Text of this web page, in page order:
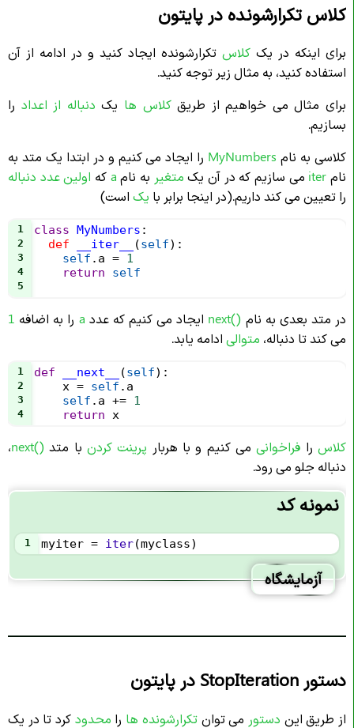
کلاس تکرارشونده در پایتون
برای اینکه در یک کلاس تکرارشونده ایجاد کنید و در ادامه از آن
استفاده کنید، به مثال زیر توجه کنید.
برای مثال می خواهیم از طریقکلاس ها یک دنباله از اعداد را
بسازیم.
کلاسی به نام MyNumbers را ایجاد می کنیم و در ابتدا یک متد به
نام iter می سازیم که در آن یک متغیر به نام a که اولین عدد دنباله
را تعیین می کند داریم.(در اینجا برابر با یک است)
1 class MyNumbers :
2 def __iter__ (self):
3 self . a = 1
4 return self
5
در متد بعدی به نام ()next ایجاد می کنیم که عدد a را به اضافه 1
می کند تا دنباله، متوالی ادامه یابد.
1 def __next__ (self):
2 x = self . a
3 self . a += 1
4 return x
کلاس را فراخوانی می کنیم و با هربار پرینت کردن با متد ()next
،
دنباله جلو می رود.
نمونه کد
1 myiter = iter(myclass)
آزمایشگاه
دستور StopIteration در پایتون
از طریق این دستور می توانتکرارشونده ها را محدود کرد تا در یک